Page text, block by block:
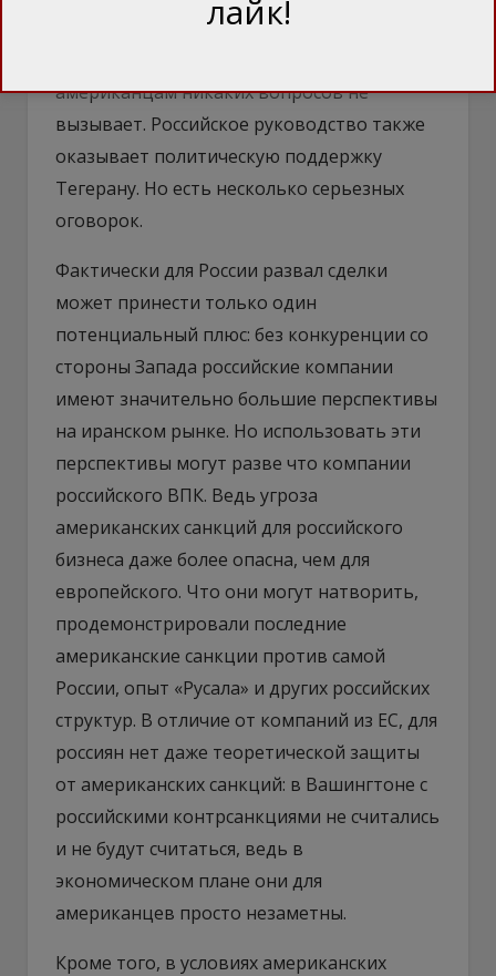
отличие от европейцев, готовность
американцам никаких вопросов не
вызывает. Российское руководство также
оказывает политическую поддержку
Тегерану. Но есть несколько серьезных
оговорок.
Фактически для России развал сделки
может принести только один
потенциальный плюс: без конкуренции со
стороны Запада российские компании
имеют значительно большие перспективы
на иранском рынке. Но использовать эти
перспективы могут разве что компании
российского ВПК. Ведь угроза
американских санкций для российского
бизнеса даже более опасна, чем для
европейского. Что они могут натворить,
продемонстрировали последние
американские санкции против самой
России, опыт «Русала» и других российских
структур. В отличие от компаний из ЕС, для
россиян нет даже теоретической защиты
от американских санкций: в Вашингтоне с
российскими контрсанкциями не считались
и не будут считаться, ведь в
экономическом плане они для
американцев просто незаметны.
Кроме того, в условиях американских
лайк!